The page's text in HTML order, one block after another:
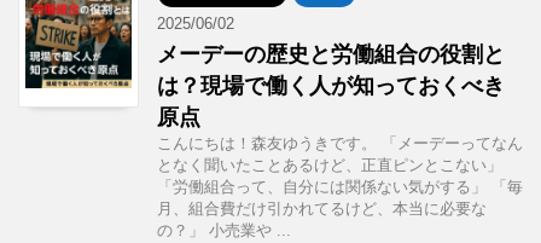
2025/06/02
メーデーの歴史と労働組合の役割と
は？現場で働く人が知っておくべき
原点
こんにちは！森友ゆうきです。 「メーデーってなん
となく聞いたことあるけど、正直ピンとこない」
「労働組合って、自分には関係ない気がする」 「毎
月、組合費だけ引かれてるけど、本当に必要な
の？」 小売業や ...